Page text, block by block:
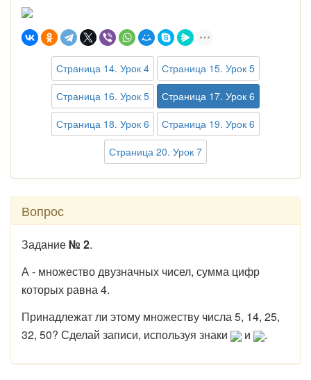
Страница 14. Урок 4
Страница 15. Урок 5
Страница 16. Урок 5
Страница 17. Урок 6
Страница 18. Урок 6
Страница 19. Урок 6
Страница 20. Урок 7
Вопрос
Задание№ 2.
А - множество двузначных чисел, сумма цифр
которых равна 4.
Принадлежат ли этому множеству числа 5, 14, 25,
32, 50? Сделай записи, используя знаки
и .